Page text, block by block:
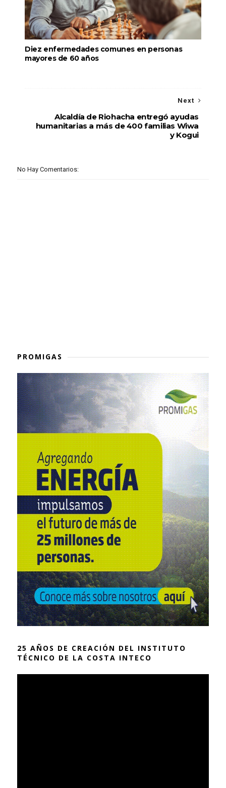
Diez enfermedades comunes en personas
mayores de 60 años
Next
Alcaldía de Riohacha entregó ayudas
humanitarias a más de 400 familias Wiwa
y Kogui
No Hay Comentarios:
PROMIGAS
25 AÑOS DE CREACIÓN DEL INSTITUTO
TÉCNICO DE LA COSTA INTECO